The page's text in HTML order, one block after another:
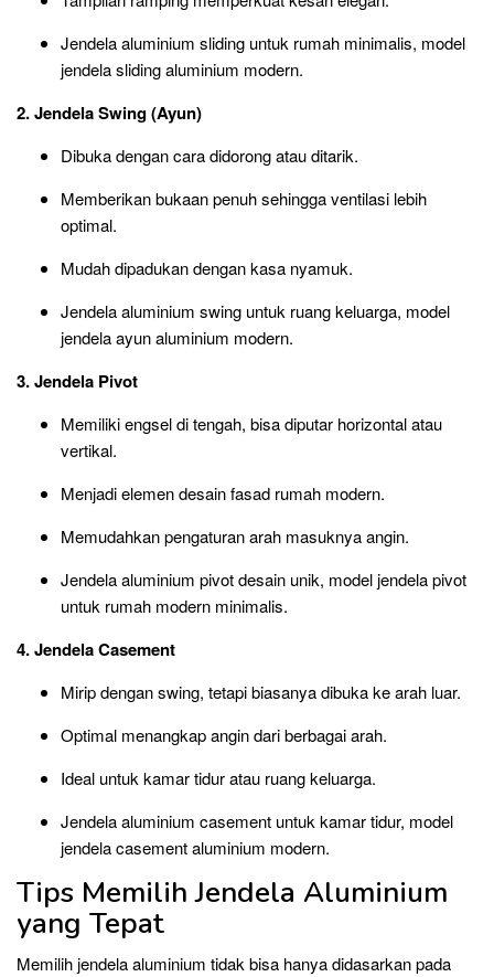
Jendela aluminium sliding untuk rumah minimalis, model
jendela sliding aluminium modern.
2. Jendela Swing (Ayun)
Dibuka dengan cara didorong atau ditarik.
Memberikan bukaan penuh sehingga ventilasi lebih
optimal.
Mudah dipadukan dengan kasa nyamuk.
Jendela aluminium swing untuk ruang keluarga, model
jendela ayun aluminium modern.
3. Jendela Pivot
Memiliki engsel di tengah, bisa diputar horizontal atau
vertikal.
Menjadi elemen desain fasad rumah modern.
Memudahkan pengaturan arah masuknya angin.
Jendela aluminium pivot desain unik, model jendela pivot
untuk rumah modern minimalis.
4. Jendela Casement
Mirip dengan swing, tetapi biasanya dibuka ke arah luar.
Optimal menangkap angin dari berbagai arah.
Ideal untuk kamar tidur atau ruang keluarga.
Jendela aluminium casement untuk kamar tidur, model
jendela casement aluminium modern.
Tips Memilih Jendela Aluminium
yang Tepat
Memilih jendela aluminium tidak bisa hanya didasarkan pada